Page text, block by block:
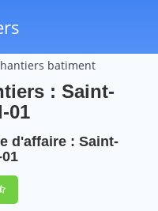
batiment
: Saint-
01
d'affaire : Saint-